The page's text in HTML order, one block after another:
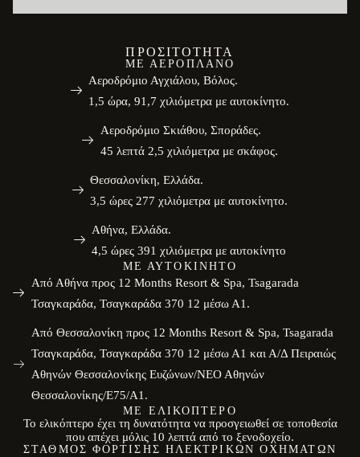
ΠΡΟΣΙΤΌΤΗΤΑ
ΜΕ ΑΕΡΟΠΛΆΝΟ
Αεροδρόμιο Αγχιάλου, Βόλος.
1,5 ώρα, 91,7 χιλιόμετρα με αυτοκίνητο.
Αεροδρόμιο Σκιάθου, Σποράδες.
45 λεπτά 2,5 χιλιόμετρα με σκάφος.
Θεσσαλονίκη, Ελλάδα.
3,5 ώρες 277 χιλιόμετρα με αυτοκίνητο.
Αθήνα, Ελλάδα.
4,5 ώρες 391 χιλιόμετρα με αυτοκίνητο
ΜΕ ΑΥΤΟΚΊΝΗΤΟ
Από Αθήνα προς 12 Months Resort & Spa, Tsagarada
Τσαγκαράδα, Τσαγκαράδα 370 12 μέσω Α1.
Από Θεσσαλονίκη προς 12 Months Resort & Spa, Tsagarada
Τσαγκαράδα, Τσαγκαράδα 370 12 μέσω Α1 και Α/Δ Πειραιώς
Αθηνών Θεσσαλονίκης Ευζώνων/ΝΕΟ Αθηνών
Θεσσαλονίκης/E75/Α1.
ΜΕ ΕΛΙΚΌΠΤΕΡΟ
Το ελικόπτερο έχει τη δυνατότητα να προσγειωθεί σε τοποθεσία
που απέχει μόλις 10 λεπτά από το ξενοδοχείο.
ΣΤΑΘΜΌΣ ΦΌΡΤΙΣΗΣ ΗΛΕΚΤΡΙΚΏΝ ΟΧΗΜΆΤΩΝ